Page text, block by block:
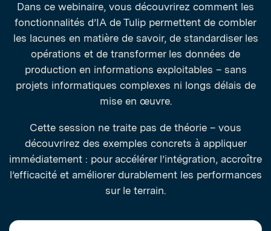
Dans ce webinaire, vous découvrirez comment les
fonctionnalités d’IA de Tulip permettent de combler
les lacunes en matière de savoir, de standardiser les
opérations et de transformer les données de
production en informations exploitables – sans
projets informatiques complexes ni longs délais de
mise en œuvre.
Cette session ne traite pas de théorie – vous
découvrirez des exemples concrets à appliquer
immédiatement : pour accélérer l’intégration, accroître
l’efficacité et améliorer durablement les performances
sur le terrain.